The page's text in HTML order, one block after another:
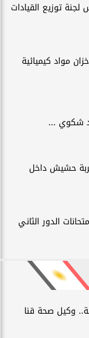
توزيع القيادات
مواد كيميائية
شكوي ...
بحوزته 75 طربة حشيش داخل
الدور الثاني
وكيل صحة قنا